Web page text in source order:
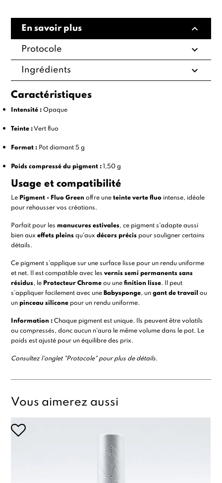
En savoir plus expand_less
Protocole expand_more
Ingrédients expand_more
Caractéristiques
Intensité : Opaque
Teinte : Vert fluo
Format : Pot diamant 5 g
Poids compressé du pigment : 1,50 g
Usage et compatibilité
Le Pigment - Fluo Green offre uneteinte verte fluo intense, idéale
pour rehausser vos créations.
Parfait pour les manucures estivales, ce pigment s’adapte aussi
bien auxeffets pleins qu'auxdécors précis pour souligner certains
détails.
Ce pigment s’applique sur une surface lisse pour un rendu uniforme
et net. Il est compatible avec les vernis semi permanents sans
résidus, le Protecteur Chrome ou unefinition lisse. Il peut
s’appliquer facilement avec une Babysponge, ungant de travail
ou
un pinceau silicone pour un rendu uniforme.
Information : Chaque pigment est unique. Ils peuvent être volatils
ou compressés, donc aucun n'aura le même volume dans le pot. Le
poids est ajusté pour un équilibre des prix.
Consultez l'onglet "Protocole" pour plus de détails.
Vous aimerez aussi